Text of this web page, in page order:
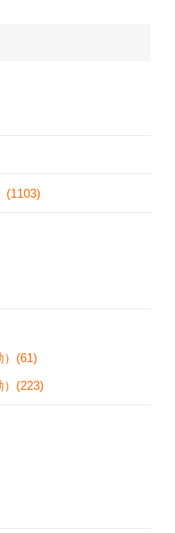
(1103)
）(61)
(223)